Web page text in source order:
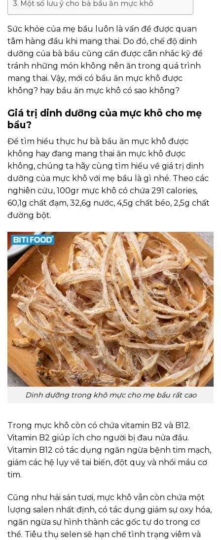
Một số lưu ý cho bà bầu ăn mực khô
Sức khỏe của mẹ bầu luôn là vấn đề được quan
tâm hàng đầu khi mang thai. Do đó, chế độ dinh
dưỡng của bà bầu cũng cần được cân nhắc kỹ để
tránh những món không nên ăn trong quá trình
mang thai. Vậy, mới có bầu ăn mực khô được
không? hay bầu ăn mực khô có sao không?
Giá trị dinh dưỡng của mực khô cho mẹ
bầu?
Để tìm hiểu thực hư bà bầu ăn mực khô được
không hay đang mang thai ăn mực khô được
không, chúng ta hãy cùng tìm hiểu về giá trị dinh
dưỡng của mực khô với mẹ bầu là gì nhé. Theo các
nghiên cứu, 100gr mực khô có chứa 291 calories,
60,1g chất đạm, 32,6g nước, 4,5g chất béo, 2,5g chất
đường bột.
Dinh dưỡng trong khô mực cho mẹ bầu rất cao
Trong mực khô còn có chứa vitamin B2 và B12.
Vitamin B2 giúp ích cho người bị đau nửa đầu.
Vitamin B12 có tác dụng ngăn ngừa bệnh tim mạch,
giảm các hệ lụy về tai biến, đột quỵ và nhồi máu cơ
tim.
Cũng như hải sản tươi, mực khô vẫn còn chứa một
lượng salen nhất định, có tác dụng giảm sự oxy hóa,
ngăn ngừa sự hình thành các gốc tự do trong cơ
thể. Tiêu thụ selen sẽ hạn chế tình trạng viêm và